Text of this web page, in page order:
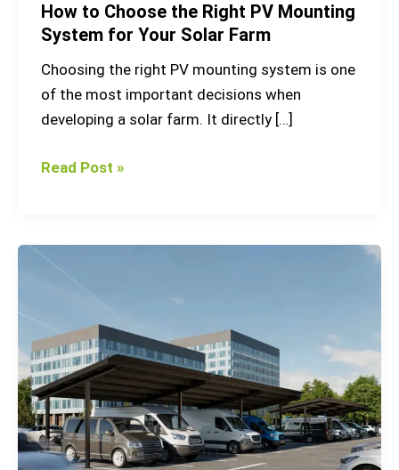
How to Choose the Right PV Mounting
System for Your Solar Farm
Choosing the right PV mounting system is one
of the most important decisions when
developing a solar farm. It directly […]
Farm
Read Post »
of
Installing
Photovoltaic
Carports
for
Your